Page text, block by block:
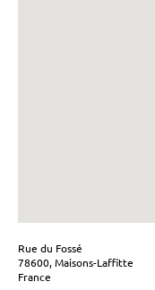
Rue du Fossé
78600, Maisons-Laffitte
France